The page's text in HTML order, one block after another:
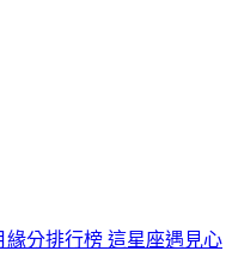
緣分排行榜 這星座遇見心